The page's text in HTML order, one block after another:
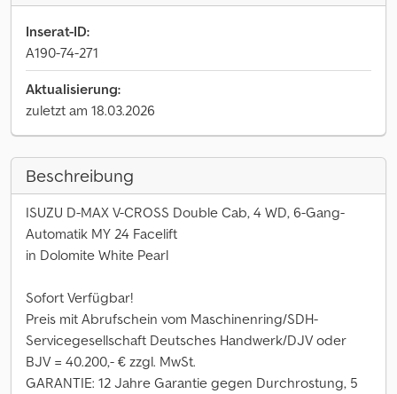
Inserat-ID:
A190-74-271
Aktualisierung:
zuletzt am 18.03.2026
Beschreibung
ISUZU D-MAX V-CROSS Double Cab, 4 WD, 6-Gang-
Automatik MY 24 Facelift
in Dolomite White Pearl
Sofort Verfügbar!
Preis mit Abrufschein vom Maschinenring/SDH-
Servicegesellschaft Deutsches Handwerk/DJV oder
BJV = 40.200,- € zzgl. MwSt.
GARANTIE: 12 Jahre Garantie gegen Durchrostung, 5